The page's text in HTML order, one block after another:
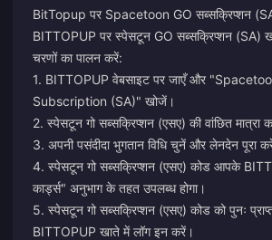
BitTopup पर Spacetoon GO सब्सक्रिप्शन
BITTOPUP पर स्पेसटून GO सब्सक्रिप्शन (SA)
चरणों का पालन करें:
1. BITTOPUP वेबसाइट पर जाएँ और
Subscription (SA)" खोजें।
2. स्पेसटून गो सब्सक्रिप्शन (एसए) की वांछित मात्रा
3. अपनी पसंदीदा भुगतान विधि चुनें और लेनदेन पूरा
4. स्पेसटून गो सब्सक्रिप्शन (एसए) कोड आपके
कार्ड्स" अनुभाग के तहत उपलब्ध होगा।
5. स्पेसटून गो सब्सक्रिप्शन (एसए) कोड को पुनः
BITTOPUP खाते में लॉग इन करें।